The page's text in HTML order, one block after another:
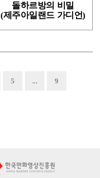
돌하르방의 비밀
(제주아일랜드 가디언)
5 ... 9